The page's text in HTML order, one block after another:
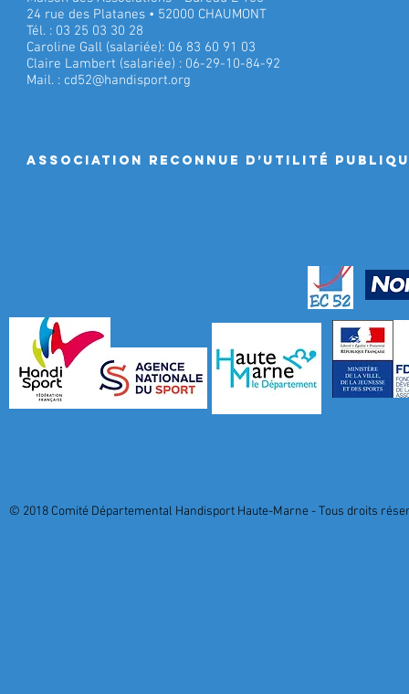
24 rue des Platanes • 52000 CHAUMONT
Tél. : 03 25 03 30 28
Caroline Gall (salariée): 06 83 60 91 03
Claire Lambert (salariée) : 06-29-10-84-92
Mail. : cd52@handisport.org
ASSociation RECONNUE D’UTILITÉ
© 2018 Comité Départemental Handisport Haute-Marne - Tous droits